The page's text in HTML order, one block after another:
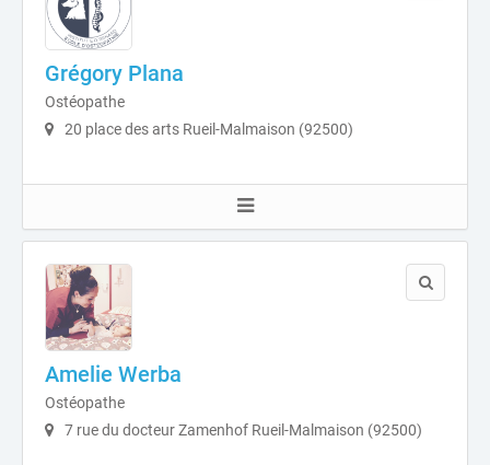
Grégory Plana
Ostéopathe
20 place des arts Rueil-Malmaison (92500)
Amelie Werba
Ostéopathe
7 rue du docteur Zamenhof Rueil-Malmaison (92500)